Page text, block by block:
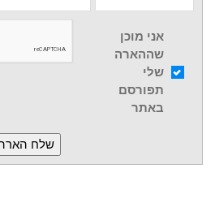
אני מוכן
שההארה
שלי
תפורסם
באתר